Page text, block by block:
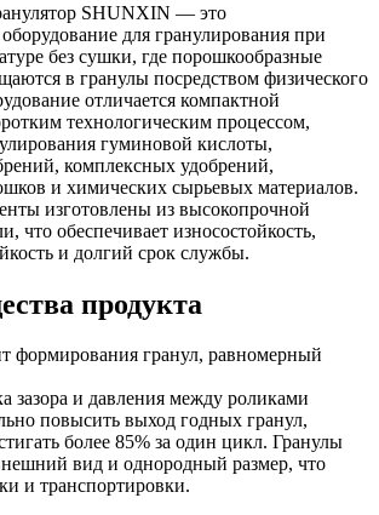
SHUNXIN — это
для гранулирования при
без сушки, где порошкообразные
в гранулы посредством физического
отличается компактной
технологическим процессом,
гуминовой кислоты,
комплексных удобрений,
и химических сырьевых материалов.
изготовлены из высокопрочной
что обеспечивает износостойкость,
и долгий срок службы.
продукта
формирования гранул, равномерный
зазора и давления между роликами
повысить выход годных гранул,
более 85% за один цикл. Гранулы
вид и однородный размер, что
и транспортировки.